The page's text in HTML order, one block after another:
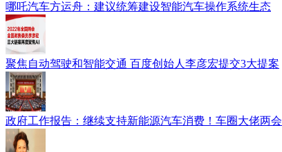
哪吒汽车方运舟：建议统筹建设智能汽车操作系统生态
聚焦自动驾驶和智能交通 百度创始人李彦宏提交3大提案
政府工作报告：继续支持新能源汽车消费！车圈大佬两会